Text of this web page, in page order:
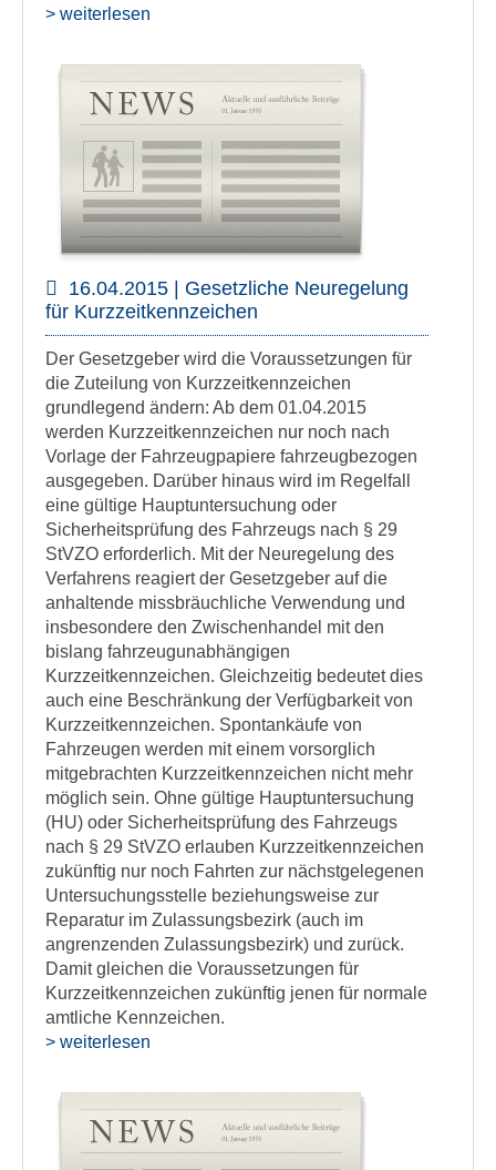
> weiterlesen
16.04.2015 | Gesetzliche Neuregelung
für Kurzzeitkennzeichen
Der Gesetzgeber wird die Voraussetzungen für
die Zuteilung von Kurzzeitkennzeichen
grundlegend ändern: Ab dem 01.04.2015
werden Kurzzeitkennzeichen nur noch nach
Vorlage der Fahrzeugpapiere fahrzeugbezogen
ausgegeben. Darüber hinaus wird im Regelfall
eine gültige Hauptuntersuchung oder
Sicherheitsprüfung des Fahrzeugs nach § 29
StVZO erforderlich. Mit der Neuregelung des
Verfahrens reagiert der Gesetzgeber auf die
anhaltende missbräuchliche Verwendung und
insbesondere den Zwischenhandel mit den
bislang fahrzeugunabhängigen
Kurzzeitkennzeichen. Gleichzeitig bedeutet dies
auch eine Beschränkung der Verfügbarkeit von
Kurzzeitkennzeichen. Spontankäufe von
Fahrzeugen werden mit einem vorsorglich
mitgebrachten Kurzzeitkennzeichen nicht mehr
möglich sein. Ohne gültige Hauptuntersuchung
(HU) oder Sicherheitsprüfung des Fahrzeugs
nach § 29 StVZO erlauben Kurzzeitkennzeichen
zukünftig nur noch Fahrten zur nächstgelegenen
Untersuchungsstelle beziehungsweise zur
Reparatur im Zulassungsbezirk (auch im
angrenzenden Zulassungsbezirk) und zurück.
Damit gleichen die Voraussetzungen für
Kurzzeitkennzeichen zukünftig jenen für normale
amtliche Kennzeichen.
> weiterlesen